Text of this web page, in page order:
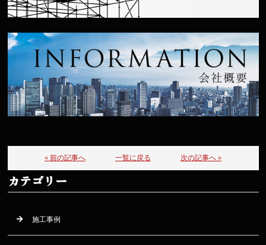
« 前の記事へ 一覧に戻る 次の記事へ »
カテゴリー
施工事例